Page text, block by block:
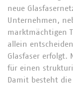
neue
Unternehmen,
marktmächtigen
allein
Glasfaser erfolgt.
für einen
Damit besteht